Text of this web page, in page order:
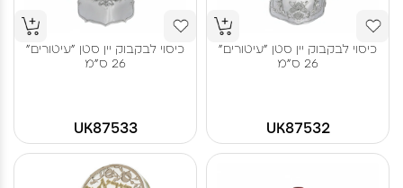
כיסוי לבקבוק יין סטן "עיטורים"
26 ס"מ
UK87532
כיסוי לבקבוק יין סטן "עיטורים"
26 ס"מ
UK87533